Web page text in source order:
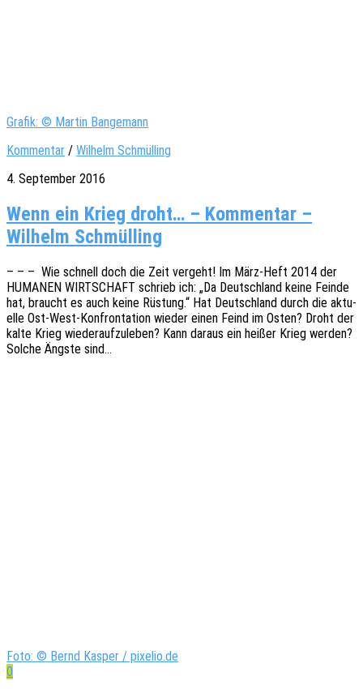
Grafik: © Martin Bangemann
Kommentar / Wilhelm Schmülling
4. September 2016
Wenn ein Krieg droht… – Kom­men­tar –
Wilhelm Schmülling
– – – Wie schnell doch die Zeit vergeht! Im März-Heft 2014 der
HUMANEN WIRTSCHAFT schrieb ich: „Da Deutsch­land keine Feinde
hat, braucht es auch keine Rüstung.“ Hat Deutsch­land durch die aktu­
el­le Ost-West-Konfron­­ta­­ti­on wieder einen Feind im Osten? Droht der
kalte Krieg wieder­auf­zu­le­ben? Kann daraus ein heißer Krieg werden?
Solche Ängste sind…
Foto: © Bernd Kasper / pixelio.de
0